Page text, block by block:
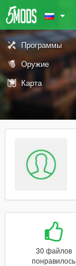
Программы
Оружие
Карта
30 файлов
понравилось